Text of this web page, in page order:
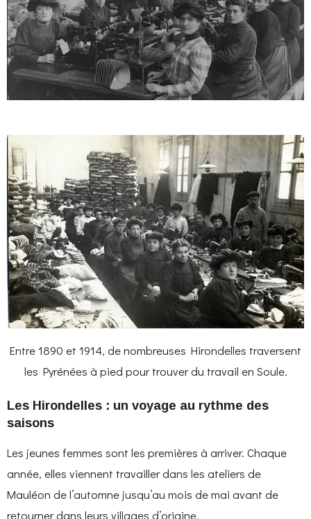
Entre 1890 et 1914, de nombreuses Hirondelles traversent
les Pyrénées à pied pour trouver du travail en Soule.
Les Hirondelles : un voyage au rythme des
saisons
Les jeunes femmes sont les premières à arriver. Chaque
année, elles viennent travailler dans les ateliers de
Mauléon de l’automne jusqu’au mois de mai avant de
retourner dans leurs villages d’origine.